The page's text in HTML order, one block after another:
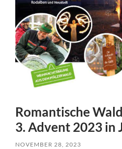
Romantische
3. Advent 2023 in
NOVEMBER 28, 2023